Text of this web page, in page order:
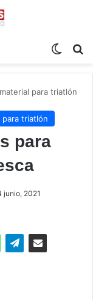
para triatlón
para triatlón
para
junio, 2021